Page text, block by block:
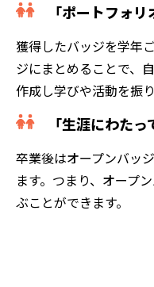
「ポートフォ
獲得したバッジを学年
ジにまとめることで、
作成し学びや活動を振
「生涯にわた
卒業後はオープンバッ
ます。つまり、オープ
ぶことができます。